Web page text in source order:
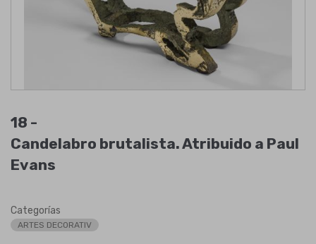
18 -
Candelabro brutalista. Atribuido a Paul
Evans
Categorías
ARTES DECORATIV